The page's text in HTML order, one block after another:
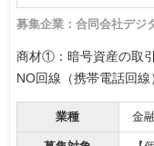
募集企業：合同会社デジ
商材①：暗号資産の取
NO回線（携帯電話回
業種 金